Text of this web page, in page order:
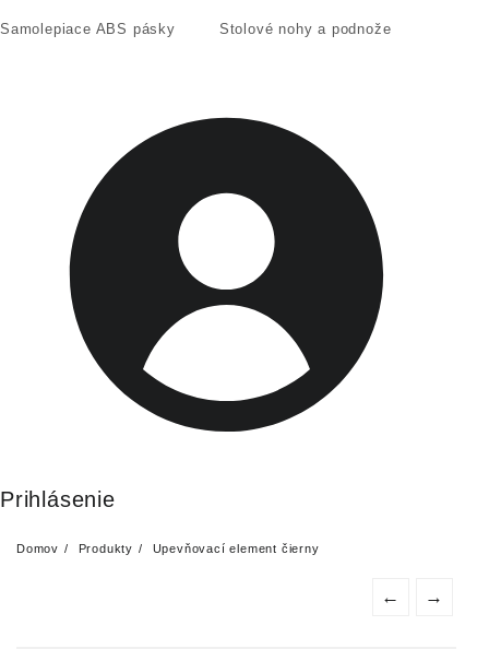
Samolepiace ABS pásky Stolové nohy a podnože
Prihlásenie
Domov Produkty Upevňovací element čierny
← →